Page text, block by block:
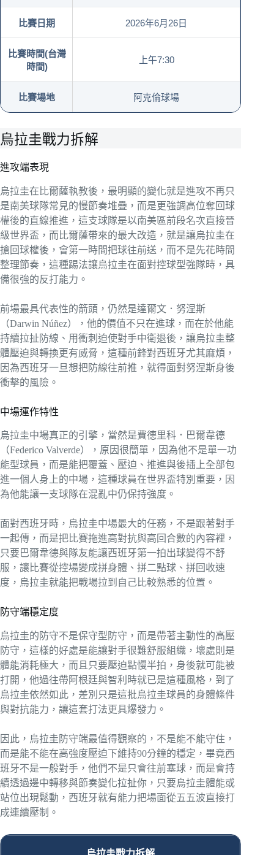
比賽日期 2026年6月26日
比賽時間(台灣
時間)
上午7:30
比賽場地 阿克倫球場
烏拉圭戰力拆解
進攻端表現
烏拉圭在比爾薩執教後，最明顯的變化就是進攻不再只
是南美球隊常見的慢節奏堆疊，而是更強調高位奪回球
權後的直線推進，這支球隊是以南美區前段名次直接晉
級世界盃，而比爾薩帶來的最大改造，就是讓烏拉圭在
搶回球權後，會第一時間把球往前送，而不是先花時間
整理節奏，這種踢法讓烏拉圭在面對控球型強隊時，具
備很強的反打能力。
前場最具代表性的箭頭，仍然是達爾文．努涅斯
（Darwin Núñez），他的價值不只在進球，而在於他能
持續拉扯防線、用衝刺迫使對手中衛退後，讓烏拉圭整
體壓迫與轉換更有威脅，這種前鋒對西班牙尤其麻煩，
因為西班牙一旦想把防線往前推，就得面對努涅斯身後
衝擊的風險。
中場運作特性
烏拉圭中場真正的引擎，當然是費德里科．巴爾韋德
（Federico Valverde），原因很簡單，因為他不是單一功
能型球員，而是能把覆蓋、壓迫、推進與後插上全部包
進一個人身上的中場，這種球員在世界盃特別重要，因
為他能讓一支球隊在混亂中仍保持強度。
面對西班牙時，烏拉圭中場最大的任務，不是跟著對手
一起傳，而是把比賽拖進高對抗與高回合數的內容裡，
只要巴爾韋德與隊友能讓西班牙第一拍出球變得不舒
服，讓比賽從控場變成拼身體、拼二點球、拼回收速
度，烏拉圭就能把戰場拉到自己比較熟悉的位置。
防守端穩定度
烏拉圭的防守不是保守型防守，而是帶著主動性的高壓
防守，這樣的好處是能讓對手很難舒服組織，壞處則是
體能消耗極大，而且只要壓迫點慢半拍，身後就可能被
打開，他過往帶阿根廷與智利時就已是這種風格，到了
烏拉圭依然如此，差別只是這批烏拉圭球員的身體條件
與對抗能力，讓這套打法更具爆發力。
因此，烏拉圭防守端最值得觀察的，不是能不能守住，
而是能不能在高強度壓迫下維持90分鐘的穩定，畢竟西
班牙不是一般對手，他們不是只會往前塞球，而是會持
續透過邊中轉移與節奏變化拉扯你，只要烏拉圭體能或
站位出現鬆動，西班牙就有能力把場面從五五波直接打
成連續壓制。